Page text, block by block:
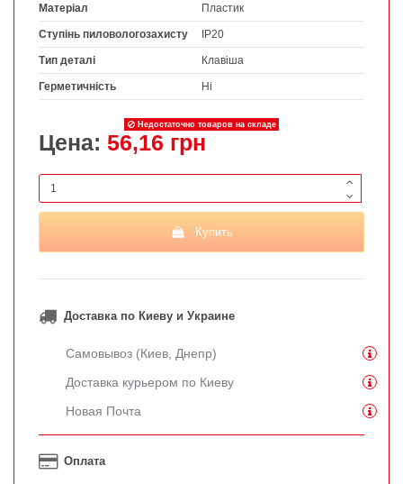
Матеріал Пластик
Ступінь пиловологозахисту IP20
Тип деталі Клавіша
Герметичність Ні
Недостаточно товаров на складе
Цена: 56,16 грн
Купить
Доставка по Киеву и Украине
Самовывоз (Киев, Днепр)
Доставка курьером по Киеву
Новая Почта
Оплата